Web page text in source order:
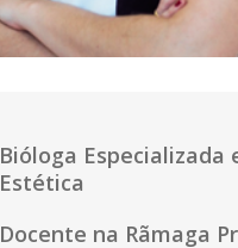
Bióloga Especializada
Estética
Docente na Rãmaga